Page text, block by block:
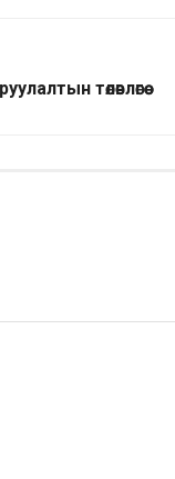
төлөвлөгөө